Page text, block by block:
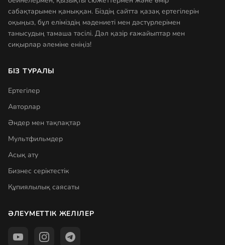
сабақтарымен қаныққан. Біздің сайтта қазақ ертегілерін
оқыңыз, бұл еліміздің мәдениеті мен дәстүрлерімен
танысудың тамаша тәсілі. Дәл қазір ғажайыптар мен
сиқырлар әлеміне еніңіз!
БІЗ ТУРАЛЫ
Ертегілер
Авторлар
Әндер мен тақпақтар
Мультфильмдер
Асық ату
Бизнес серіктестік
Құпиялылық саясаты
ӘЛЕУМЕТТІК ЖЕЛІЛЕР